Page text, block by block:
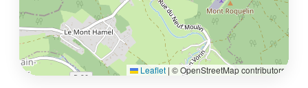
Leaflet | © OpenStreetMap contributors